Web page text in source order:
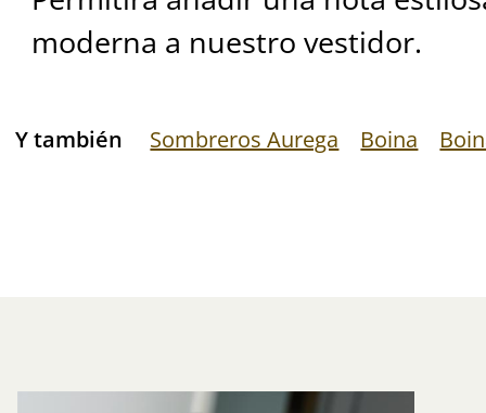
moderna a nuestro vestidor.
Y también Sombreros Aurega Boina